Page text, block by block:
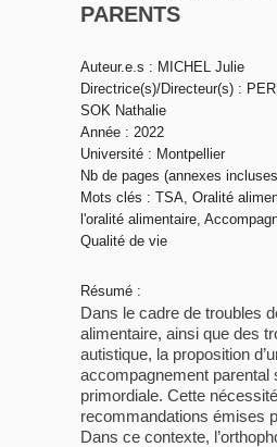
PARENTS
Auteur.e.s : MICHEL Julie
Directrice(s)/Directeur(s) :
SOK Nathalie
Année : 2022
Université : Montpellier
Nb de pages (annexes
Mots clés : TSA, Oralité
l'oralité alimentaire,
Qualité de vie
Résumé :
Dans le cadre de troubles
alimentaire, ainsi que des
autistique, la proposition
accompagnement parental
primordiale. Cette
recommandations émises
Dans ce contexte,